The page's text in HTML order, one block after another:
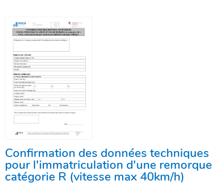
Confirmation des données techniques
pour l'immatriculation d'une remorque
catégorie R (vitesse max 40km/h)